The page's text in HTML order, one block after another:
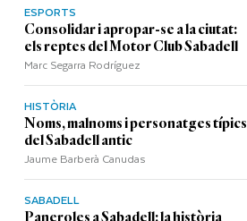
ESPORTS
Consolidar i apropar-se a la ciutat:
els reptes del Motor Club Sabadell
Marc Segarra Rodríguez
HISTÒRIA
Noms, malnoms i personatges típics
del Sabadell antic
Jaume Barberà Canudas
SABADELL
Paneroles a Sabadell: la història